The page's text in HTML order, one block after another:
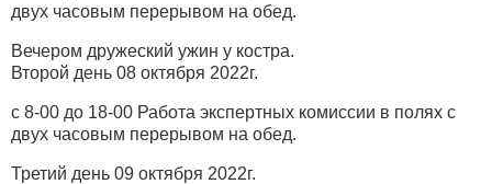
двух часовым перерывом на обед.
Вечером дружеский ужин у костра.
Второй день 08 октября 2022г.
с 8-00 до 18-00 Работа экспертных комиссии в полях с
двух часовым перерывом на обед.
Третий день 09 октября 2022г.